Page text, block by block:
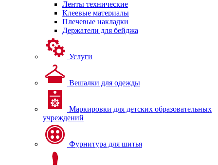
Ленты технические
Клеевые материалы
Плечевые накладки
Держатели для бейджа
Услуги
Вешалки для одежды
Маркировки для детских образовательных
учреждений
Фурнитура для шитья